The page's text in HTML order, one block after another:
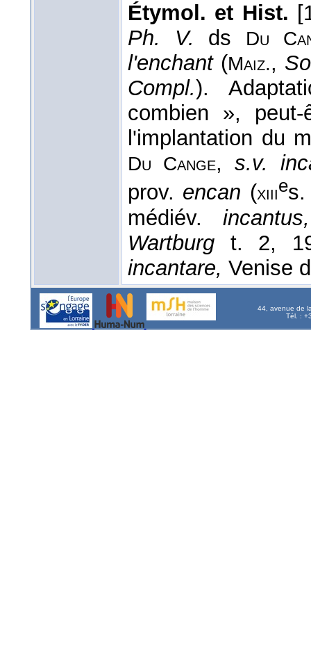
Étymol. et Hist.
Ph. V.
ds Du
l'enchant(Maiz.,
Compl.).
combien »,
l'implantation du
Du Cange,s.v.
prov. encan (xiiie
médiév. incantus,
Wartburg t. 2,
incantare, Venise
44, avenue de
Tél. :